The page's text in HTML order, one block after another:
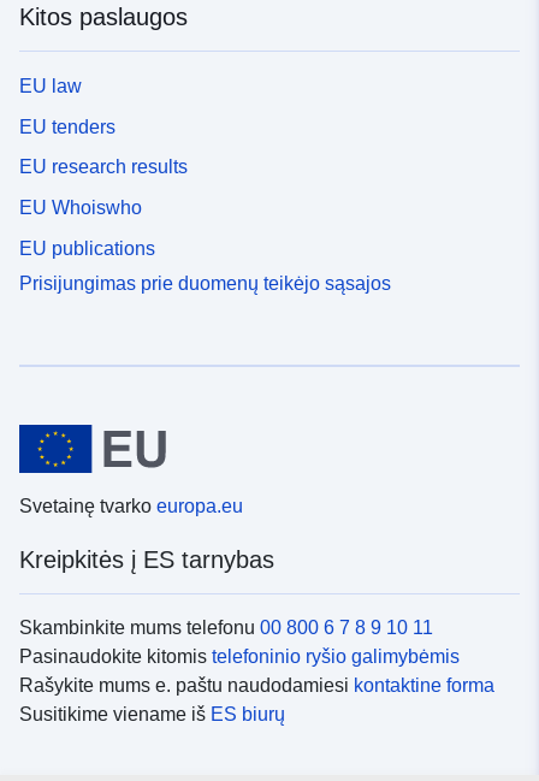
Kitos paslaugos
EU law
EU tenders
EU research results
EU Whoiswho
EU publications
Prisijungimas prie duomenų teikėjo sąsajos
Svetainę tvarko europa.eu
Kreipkitės į ES tarnybas
Skambinkite mums telefonu 00 800 6 7 8 9 10 11
Pasinaudokite kitomis telefoninio ryšio galimybėmis
Rašykite mums e. paštu naudodamiesi kontaktine forma
Susitikime viename iš ES biurų